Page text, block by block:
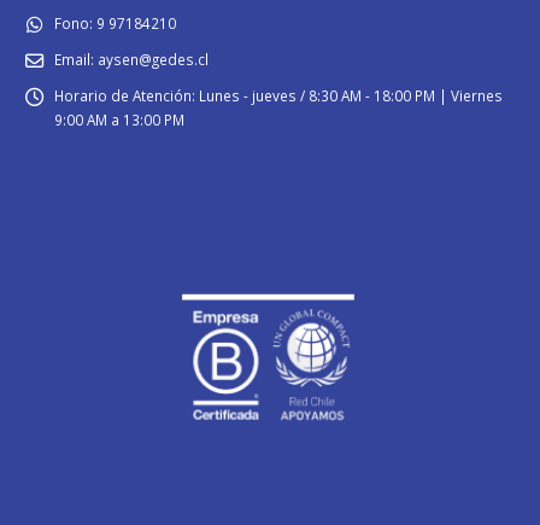
Fono: 9 97184210
Email: aysen@gedes.cl
Horario de Atención: Lunes - jueves / 8:30 AM - 18:00 PM | Viernes
9:00 AM a 13:00 PM